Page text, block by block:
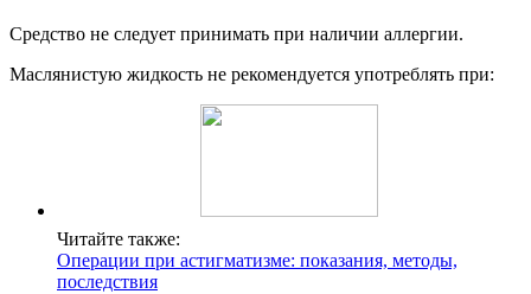
Средство не следует принимать при наличии аллергии.
Маслянистую жидкость не рекомендуется употреблять при:
Читайте также:
Операции при астигматизме: показания, методы,
последствия